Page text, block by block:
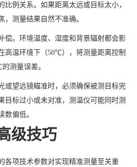
比例关系。如果距离太远或目标太小，
，测量结果自然不准确。
偿。环境温度、湿度和背景辐射都会影
高温环境下（50℃），将测量距离控制
测量误差。
或望远镜瞄准时，必须确保被测目标完
目标过小或未对准，测温仪可能同时测
数偏低。
级技巧
各项技术参数对实现精准测量至关重